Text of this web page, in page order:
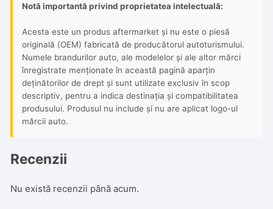
Notă importantă privind proprietatea intelectuală:
Acesta este un produs aftermarket și nu este o piesă
originală (OEM) fabricată de producătorul autoturismului.
Numele brandurilor auto, ale modelelor și ale altor mărci
înregistrate menționate în această pagină aparțin
deținătorilor de drept și sunt utilizate exclusiv în scop
descriptiv, pentru a indica destinația și compatibilitatea
produsului. Produsul nu include și nu are aplicat logo-ul
mărcii auto.
Recenzii
Nu există recenzii până acum.